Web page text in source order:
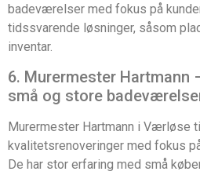
badeværelser med fokus på
tidssvarende løsninger, såsom
inventar.
6. Murermester Hartmann
små og store
Murermester Hartmann i Værløse
kvalitetsrenoveringer med fokus
De har stor erfaring med små